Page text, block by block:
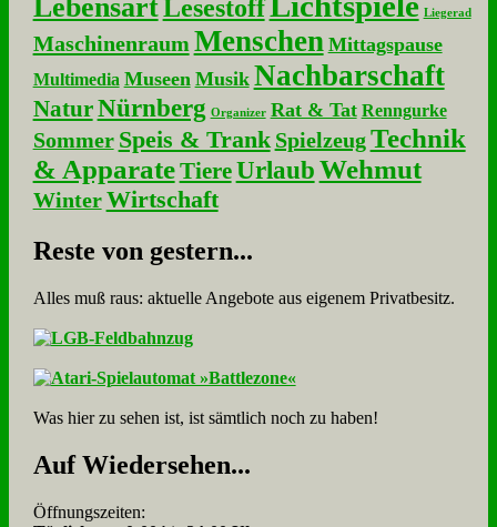
LebensartLesestoff Liegerad
Maschinenraum Menschen Mittagspause
Multimedia Museen Musik Nachbarschaft
NaturNürnberg Organizer Rat & Tat Renngurke
Sommer Speis & Trank Spielzeug Technik
& Apparate Tiere UrlaubWehmut
Winter Wirtschaft
Re­ste von ge­stern...
Alles muß raus: aktuelle An­ge­bo­te aus eigenem Privatbesitz.
Was hier zu sehen ist, ist sämt­lich noch zu haben!
Auf Wie­der­se­hen...
Öffnungszeiten: